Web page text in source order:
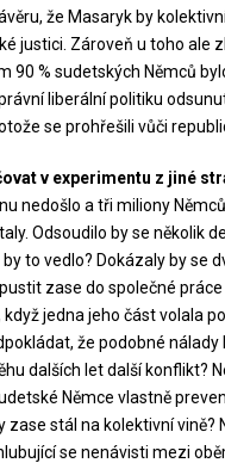
že Masaryk by
justici. Zároveň u toho ale
90 % sudetských Němců
liberální politiku
se prohřešili vůči
v experimentu z jiné
nedošlo a tři miliony Němců
Odsoudilo by se několik
to vedlo? Dokázaly by se
zase do společné
když jedna jeho část volala
že podobné nálady
dalších let další konflikt?
Němce vlastně
zase stál na kolektivní vině?
se nenávisti mezi